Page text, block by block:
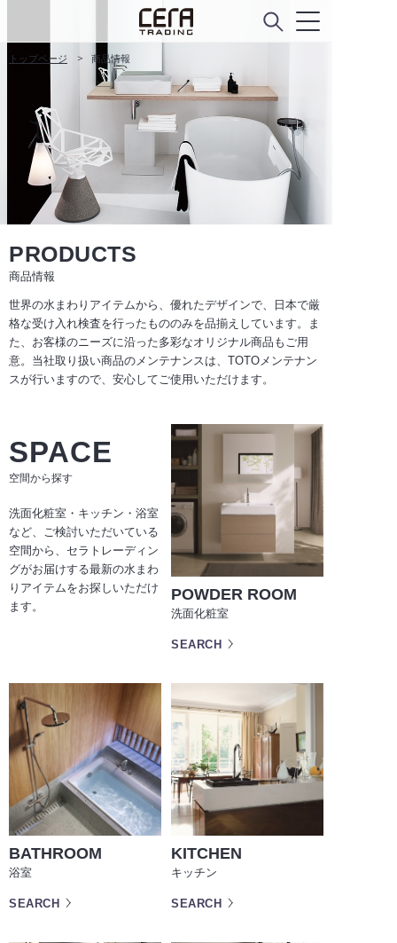
トップページ 商品情報
PRODUCTS
商品情報
世界の水まわりアイテムから、優れたデザインで、日本で厳
格な受け入れ検査を行ったもののみを品揃えしています。ま
た、お客様のニーズに沿った多彩なオリジナル商品もご用
意。当社取り扱い商品のメンテナンスは、TOTOメンテナン
スが行いますので、安心してご使用いただけます。
SPACE
空間から探す
洗面化粧室・キッチン・浴室
など、ご検討いただいている
空間から、セラトレーディン
グがお届けする最新の水まわ
りアイテムをお探しいただけ
ます。
POWDER ROOM
洗面化粧室
SEARCH
BATHROOM
浴室
SEARCH
KITCHEN
キッチン
SEARCH